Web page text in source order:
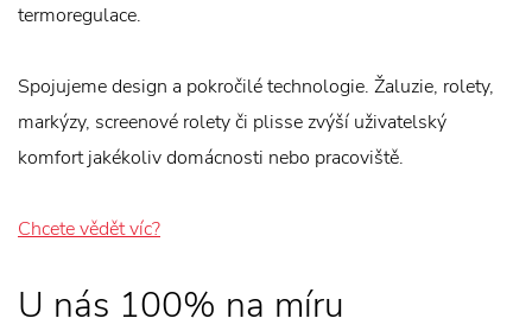
termoregulace.
Spojujeme design a pokročilé technologie. Žaluzie, rolety,
markýzy, screenové rolety či plisse zvýší uživatelský
komfort jakékoliv domácnosti nebo pracoviště.
Chcete vědět víc?
U nás 100% na míru